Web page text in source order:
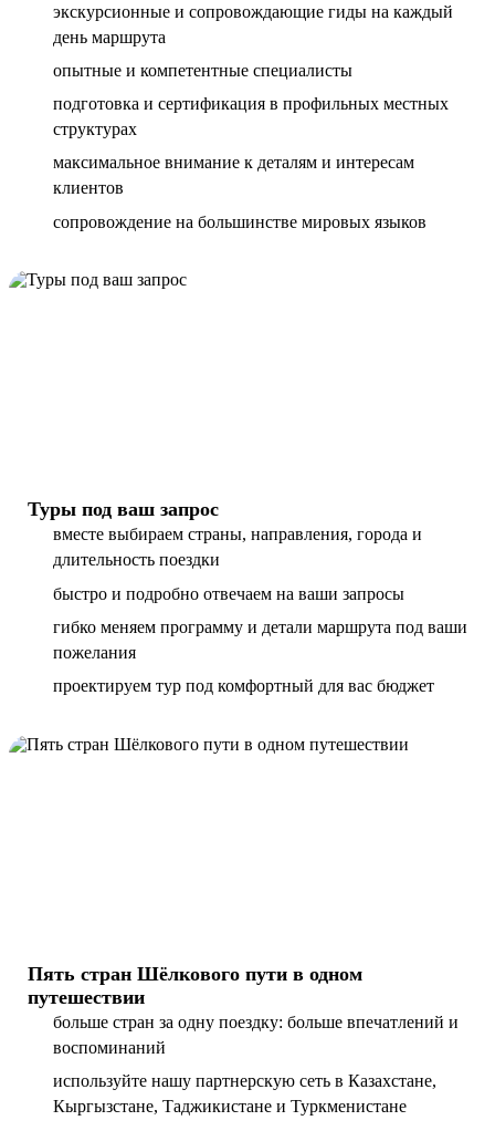
экскурсионные и сопровождающие гиды на каждый
день маршрута
опытные и компетентные специалисты
подготовка и сертификация в профильных местных
структурах
максимальное внимание к деталям и интересам
клиентов
сопровождение на большинстве мировых языков
Туры под ваш запрос
вместе выбираем страны, направления, города и
длительность поездки
быстро и подробно отвечаем на ваши запросы
гибко меняем программу и детали маршрута под ваши
пожелания
проектируем тур под комфортный для вас бюджет
Пять стран Шёлкового пути в одном
путешествии
больше стран за одну поездку: больше впечатлений и
воспоминаний
используйте нашу партнерскую сеть в Казахстане,
Кыргызстане, Таджикистане и Туркменистане